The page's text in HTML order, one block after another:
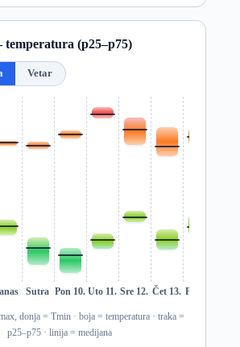
(p25–p75)
Vetar
Sutra Pon 10. Uto 11. Sre 12. Čet 13. Pet 14.
donja = Tmin · boja = temperatura · traka =
p25–p75 · linija = medijana